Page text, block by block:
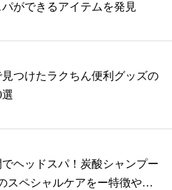
ができるアイテムを発見
見つけたラクちん便利グッズの
ヘッドスパ！炭酸シャンプー
スペシャルケアをー特徴や人